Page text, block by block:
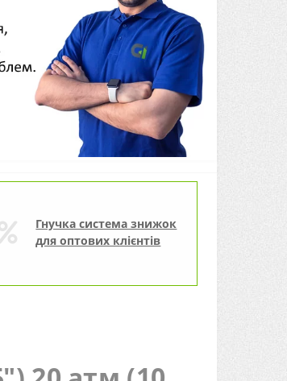
Гнучка система знижок
для оптових клієнтів